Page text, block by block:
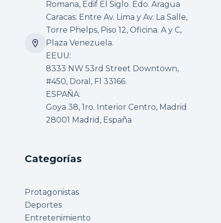
Romana, Edif El Siglo. Edo. Aragua
Caracas: Entre Av. Lima y Av. La Salle,
Torre Phelps, Piso 12, Oficina. A y C,
Plaza Venezuela.
EEUU:
8333 NW 53rd Street Downtown,
#450, Doral, Fl 33166
ESPAÑA:
Goya 38, 1ro. Interior Centro, Madrid
28001 Madrid, España
Categorías
Protagonistas
Deportes
Entretenimiento